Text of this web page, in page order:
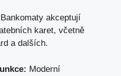
Bankomaty akceptují
karet, včetně
a dalších.
Moderní